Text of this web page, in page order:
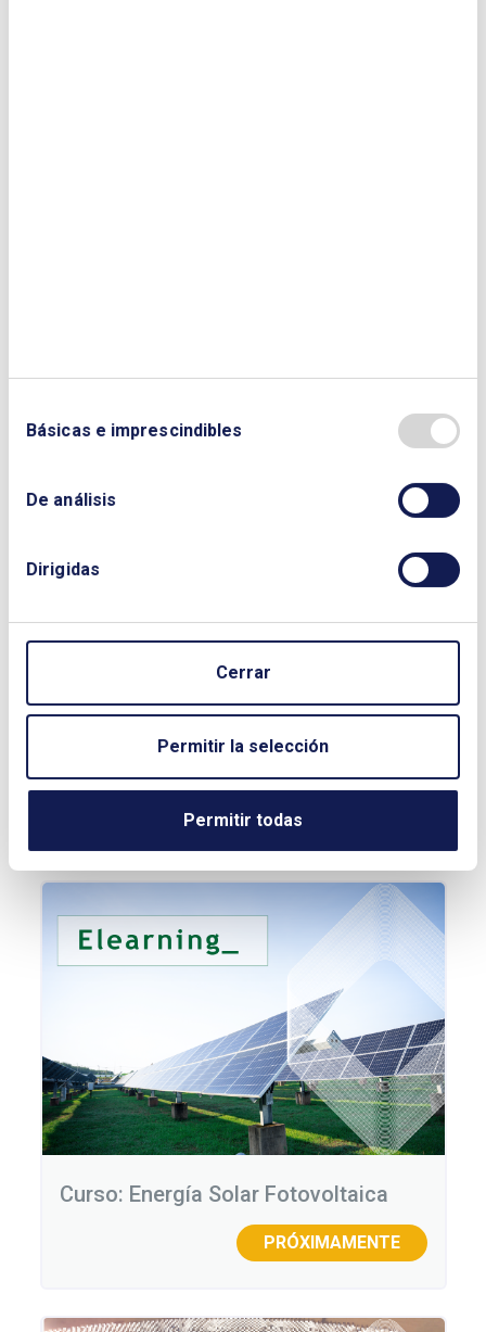
Básicas e imprescindibles
De análisis
Dirigidas
Cerrar
Permitir la selección
Permitir todas
Curso: Energía y políticas
Curso: Energía Solar Fotovoltaica
PRÓXIMAMENTE